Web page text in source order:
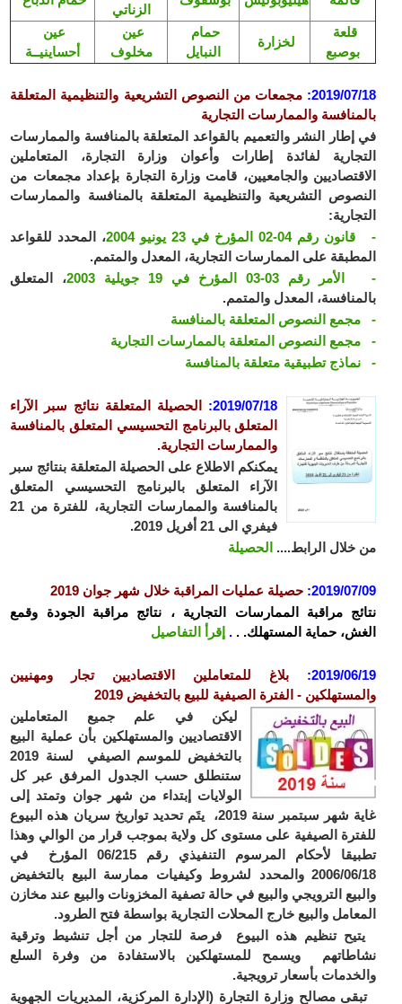
الزناتي
عين
أحساينيــة
عين
مخلوف
حمام
النبايل
لخزارة
قلعة
بوصبع
2019/07/18
: مجمعات من النصوص التشريعية والتنظيمية المتعلقة
بالمنافسة والممارسات التجارية
في إطار النشر والتعميم بالقواعد المتعلقة بالمنافسة والممارسات
التجارية لفائدة إطارات وأعوان وزارة التجارة، المتعاملين
الاقتصاديين والجامعيين، قامت وزارة التجارة بإعداد مجمعات من
النصوص التشريعية والتنظيمية المتعلقة بالمنافسة والممارسات
التجارية:
- قانون رقم 04-02 المؤرخ في 23 يونيو 2004
، المحدد للقواعد
المطبقة على الممارسات التجارية، المعدل والمتمم.
- الأمر رقم 03-03 المؤرخ في 19 جويلية 2003
، المتعلق
بالمنافسة، المعدل والمتمم.
- مجمع النصوص المتعلقة بالمنافسة
- مجمع النصوص المتعلقة بالممارسات التجارية
- نماذج تطبيقية متعلقة بالمنافسة
2019/07/18
: الحصيلة المتعلقة نتائج سبر الآراء
المتعلق بالبرنامج التحسيسي المتعلق بالمنافسة
والممارسات التجارية.
يمكنكم الاطلاع على الحصيلة المتعلقة بنتائج سبر
الآراء المتعلق بالبرنامج التحسيسي المتعلق
بالمنافسة والممارسات التجارية، للفترة من 21
فيفري الى 21 أفريل 2019.
من خلال الرابط.... الحصيلة
2019/07/09
: حصيلة عمليات المراقبة خلال شهر جوان 2019
نتائج مراقبة الممارسات التجارية ، نتائج مراقبة الجودة وقمع
الغش، حماية المستهلك. . . إقرأ التفاصيل
2019/06/19
:
بلاغ للمتعاملين الاقتصاديين تجار ومهنيين
والمستهلكين - الفترة الصيفية للبيع بالتخفيض 2019
ليكن في علم جميع المتعاملين
الاقتصاديين والمستهلكين بأن عملية البيع
بالتخفيض للموسم الصيفي لسنة 2019
ستنطلق حسب الجدول المرفق عبر كل
الولايات إبتداء من شهر جوان وتمتد إلى
غاية شهر سبتمبر سنة 2019، يتَم تحديد تواريخ سريان هذه البيوع
للفترة الصيفية على مستوى كل ولاية بموجب قرار من الوالي وهذا
تطبيقا لأحكام المرسوم التنفيذي رقم 06/215 المؤرخ في
2006/06/18 والمحدد لشروط وكيفيات ممارسة البيع بالتخفيض
والبيع الترويجي والبيع في حالة تصفية المخزونات والبيع عند مخازن
المعامل والبيع خارج المحلات التجارية بواسطة فتح الطرود.
يتيح تنظيم هذه البيوع فرصة للتجار من أجل تنشيط وترقية
نشاطاتهم ويسمح للمستهلكين بالاستفادة من وفرة السلع
والخدمات بأسعار ترويجية.
تبقى مصالح وزارة التجارة (الإدارة المركزية، المديريات الجهوية